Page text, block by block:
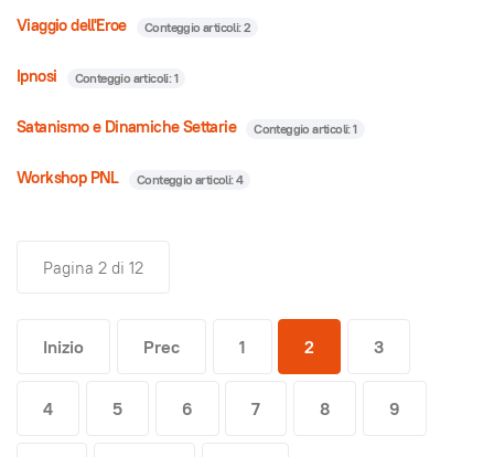
Viaggio dell'Eroe Conteggio articoli: 2
Ipnosi Conteggio articoli: 1
Satanismo e Dinamiche Settarie Conteggio articoli: 1
Workshop PNL Conteggio articoli: 4
Pagina 2 di 12
Inizio Prec 1 2 3
4 5 6 7 8 9